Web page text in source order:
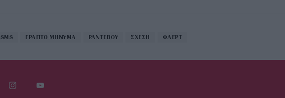
SMS ΓΡΑΠΤΟ ΜΗΝΥΜΑ ΡΑΝΤΕΒΟΥ ΣΧΕΣΗ ΦΛΕΡΤ